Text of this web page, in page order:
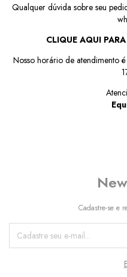
Qualquer dúvida sobre seu
CLIQUE AQUI
Nosso horário de atendimento
Cadastre-se e